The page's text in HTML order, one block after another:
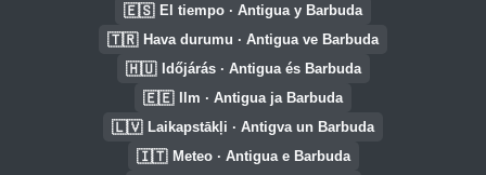
🇪🇸 El tiempo · Antigua y Barbuda
🇹🇷 Hava durumu · Antigua ve Barbuda
🇭🇺 Időjárás · Antigua és Barbuda
🇪🇪 Ilm · Antigua ja Barbuda
🇱🇻 Laikapstākļi · Antigva un Barbuda
🇮🇹 Meteo · Antigua e Barbuda